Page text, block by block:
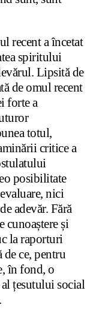
recent a încetat
spiritului
Lipsită de
de omul recent
forte a
totul,
critice a
posibilitate
nici
adevăr. Fără
și
la raporturi
ce, pentru
în fond, o
țesutului social